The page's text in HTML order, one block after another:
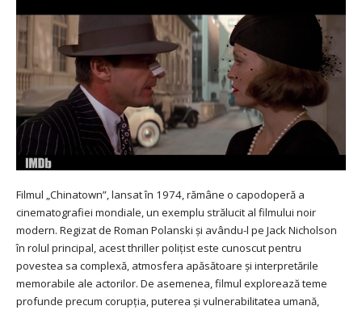
Filmul „Chinatown”, lansat în 1974, rămâne o capodoperă a
cinematografiei mondiale, un exemplu strălucit al filmului noir
modern. Regizat de Roman Polanski și avându-l pe Jack Nicholson
în rolul principal, acest thriller polițist este cunoscut pentru
povestea sa complexă, atmosfera apăsătoare și interpretările
memorabile ale actorilor. De asemenea, filmul explorează teme
profunde precum corupția, puterea și vulnerabilitatea umană,